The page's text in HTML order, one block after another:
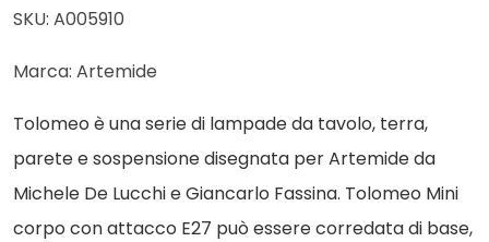
SKU: A005910
Marca: Artemide
Tolomeo è una serie di lampade da tavolo, terra,
parete e sospensione disegnata per Artemide da
Michele De Lucchi e Giancarlo Fassina. Tolomeo Mini
corpo con attacco E27 può essere corredata di base,